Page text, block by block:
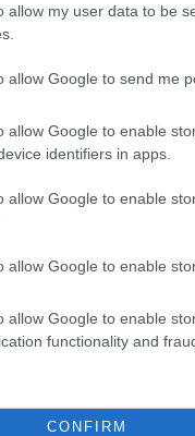
allow my user data to be
allow Google to send me
allow Google to enable
identifiers in apps.
allow Google to enable
allow Google to enable
allow Google to enable
functionality and
CONFIRM
στα
του
και ληστείες.
Θησείο,
και την 1η Ιουλίου